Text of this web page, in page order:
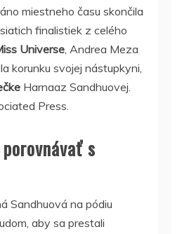
miestneho času skončila
finalistiek z celého
Universe, Andrea Meza
korunku svojej nástupkyni,
Harnaaz Sandhuovej.
Press.
s
Sandhuová na pódiu
aby sa prestali